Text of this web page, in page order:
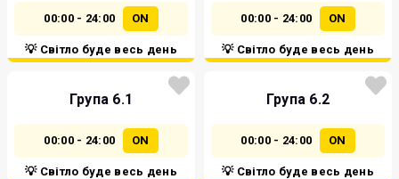
00:00 - 24:00 ON
💡 Світло буде весь день
00:00 - 24:00 ON
💡 Світло буде весь день
Група 6.1
00:00 - 24:00 ON
💡 Світло буде весь день
Група 6.2
00:00 - 24:00 ON
💡 Світло буде весь день